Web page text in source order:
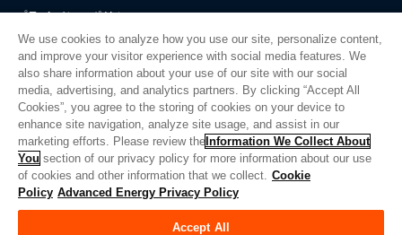
プライバシーポリシー
法的情報
品質
サイトマップ
サプライヤーポータル
UK Modern Slavery Act
Privacy Preferences
Do Not Sell or Share My Personal Information
Limit the Use of My Sensitive Personal Information
We use cookies to analyze how you use our site, personalize content,
and improve your visitor experience with social media features. We
also share information about your use of our site with our social
media, advertising, and analytics partners. By clicking “Accept All
Cookies”, you agree to the storing of cookies on your device to
enhance site navigation, analyze site usage, and assist in our
marketing efforts. Please review the Information We Collect About
You section of our privacy policy for more information about our use
of cookies and other information that we collect. Cookie
Policy Advanced Energy Privacy Policy
Accept All